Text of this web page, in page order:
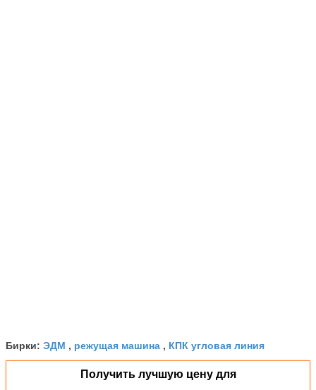
Бирки: ЭДМ , режущая машина , КПК угловая линия
Получить лучшую цену для